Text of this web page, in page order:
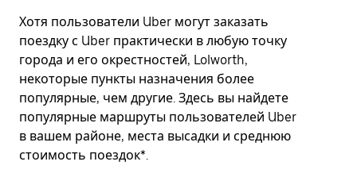
Хотя пользователи Uber могут заказать
поездку с Uber практически в любую точку
города и его окрестностей, Lolworth,
некоторые пункты назначения более
популярные, чем другие. Здесь вы найдете
популярные маршруты пользователей Uber
в вашем районе, места высадки и среднюю
стоимость поездок*.